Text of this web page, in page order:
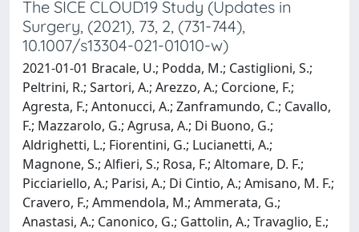
The SICE CLOUD19 Study (Updates in
Surgery, (2021), 73, 2, (731-744),
10.1007/s13304-021-01010-w)
2021-01-01 Bracale, U.; Podda, M.; Castiglioni, S.;
Peltrini, R.; Sartori, A.; Arezzo, A.; Corcione, F.;
Agresta, F.; Antonucci, A.; Zanframundo, C.; Cavallo,
F.; Mazzarolo, G.; Agrusa, A.; Di Buono, G.;
Aldrighetti, L.; Fiorentini, G.; Lucianetti, A.;
Magnone, S.; Alfieri, S.; Rosa, F.; Altomare, D. F.;
Picciariello, A.; Parisi, A.; Di Cintio, A.; Amisano, M. F.;
Cravero, F.; Ammendola, M.; Ammerata, G.;
Anastasi, A.; Canonico, G.; Gattolin, A.; Travaglio, E.;